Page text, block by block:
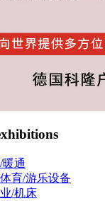
通
育/游乐设备
/机床